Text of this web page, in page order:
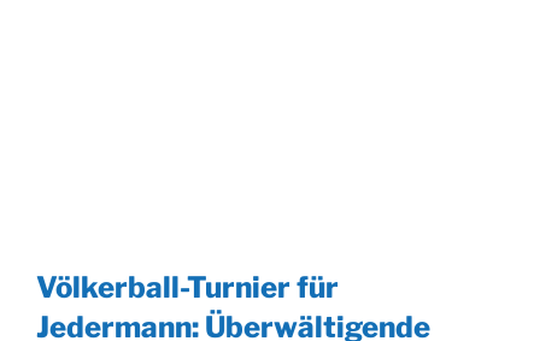
Völkerball-Turnier für
Jedermann: Überwältigende